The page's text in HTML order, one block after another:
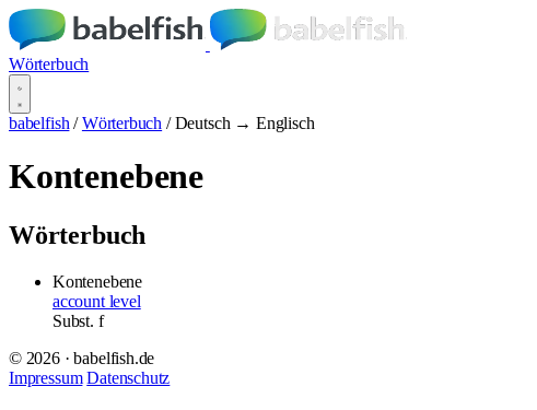
Wörterbuch
babelfish / Wörterbuch / Deutsch → Englisch
Kontenebene
Wörterbuch
Kontenebene
account level
Subst. f
© 2026 · babelfish.de
Impressum Datenschutz